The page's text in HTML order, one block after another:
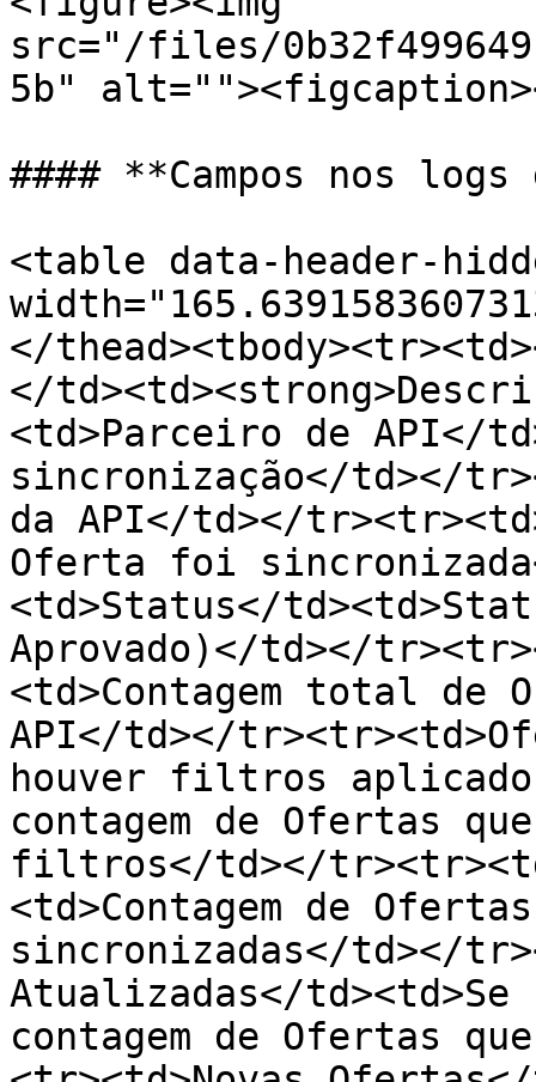
src="/files/
5b"
#### **Campos nos
<table data-header-
</
</
<td>Parceiro de API</
sincronização</td></
da API</td></
Oferta foi
<td>Status</
Aprovado)</td></
<td>Contagem total de
API</td></
houver filtros
contagem de Ofertas
filtros</td></
<td>Contagem de
sincronizadas</td></
Atualizadas</
contagem de Ofertas